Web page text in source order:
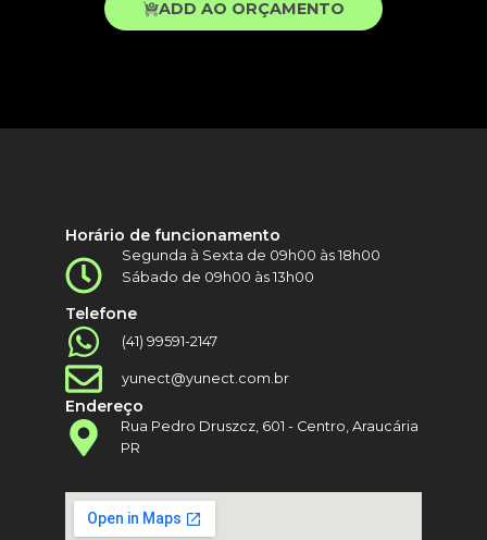
Horário de funcionamento
Segunda à Sexta de 09h00 às 18h00
Sábado de 09h00 às 13h00
Telefone
(41) 99591-2147
yunect@yunect.com.br
Endereço
Rua Pedro Druszcz, 601 - Centro, Araucária
PR